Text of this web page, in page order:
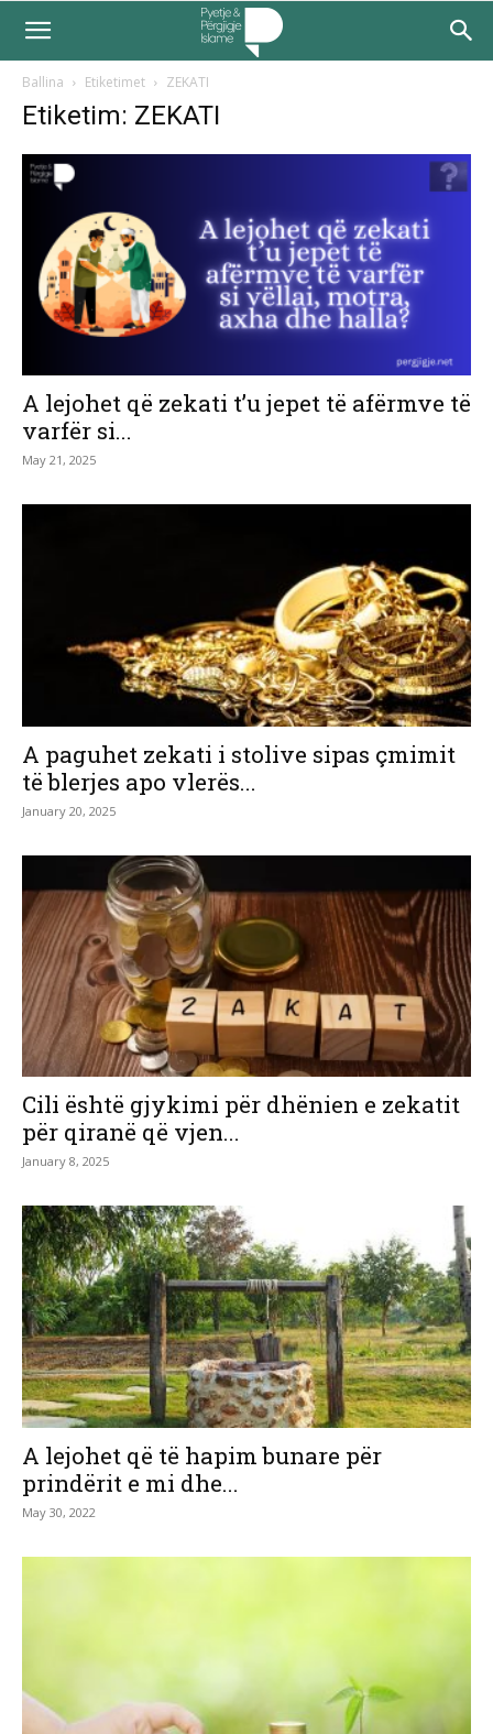
Ballina Etiketimet ZEKATI
Etiketim: ZEKATI
A lejohet që zekati t’u jepet të afërmve të
varfër si...
May 21, 2025
A paguhet zekati i stolive sipas çmimit
të blerjes apo vlerës...
January 20, 2025
Cili është gjykimi për dhënien e zekatit
për qiranë që vjen...
January 8, 2025
A lejohet që të hapim bunare për
prindërit e mi dhe...
May 30, 2022